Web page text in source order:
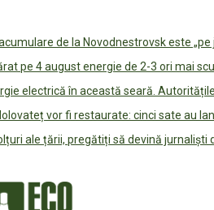
de la Novodnestrovsk este
pe 4 august energie de 2-3 ori mai
electrică în această seară.
vor fi restaurate: cinci sate au
ale țării, pregătiți să devină jurnaliști